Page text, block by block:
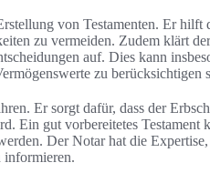
von Testamenten. Er hilft
zu vermeiden. Zudem klärt
auf. Dies kann
zu berücksichtigen
Er sorgt dafür, dass der
Ein gut vorbereitetes Testament
Der Notar hat die
informieren.